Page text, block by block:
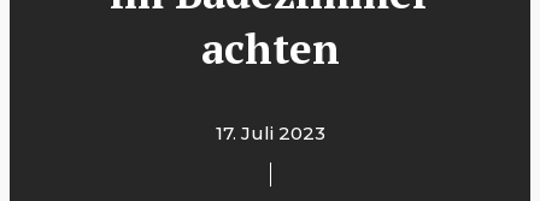
achten
17. Juli 2023